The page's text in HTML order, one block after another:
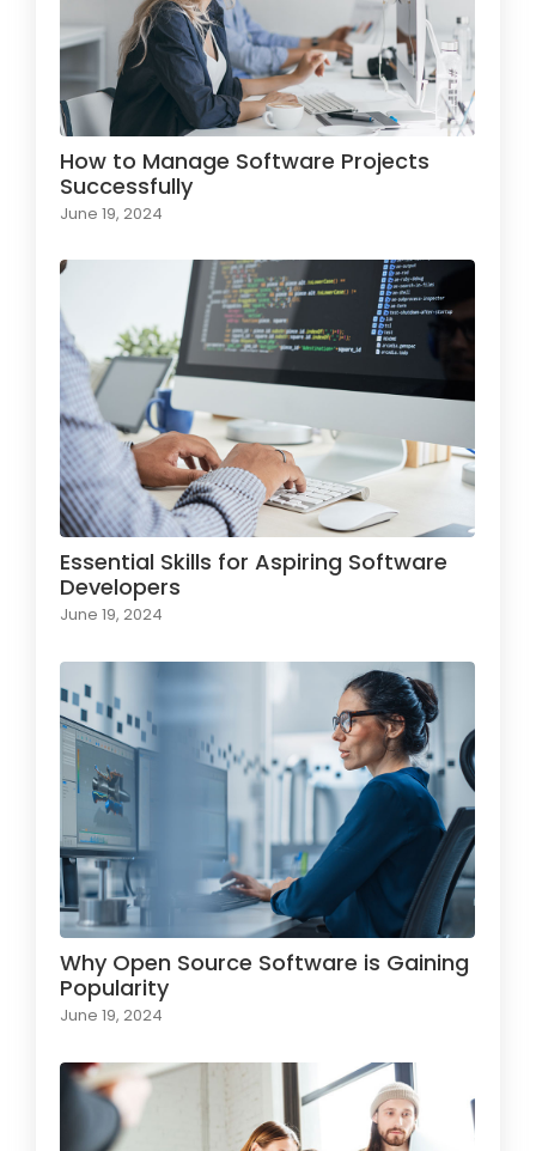
How to Manage Software Projects
Successfully
June 19, 2024
Essential Skills for Aspiring Software
Developers
June 19, 2024
Why Open Source Software is Gaining
Popularity
June 19, 2024